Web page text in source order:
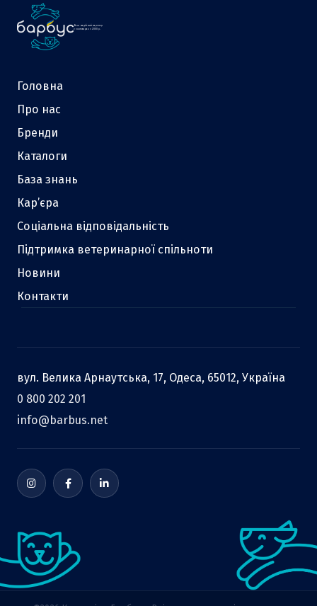
Ваш надійний партнер
у зоотоварах з 2000 р.
Головна
Про нас
Бренди
Каталоги
База знань
Кар’єра
Соціальна відповідальність
Підтримка ветеринарної спільноти
Новини
Контакти
вул. Велика Арнаутська, 17, Одеса, 65012, Україна
0 800 202 201
info@barbus.net